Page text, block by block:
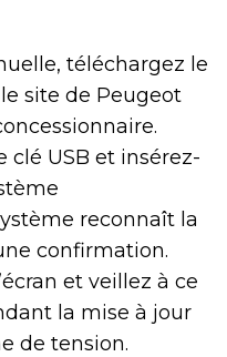
téléchargez le
site de Peugeot
clé USB et insérez-
reconnaît la
confirmation.
et veillez à ce
la mise à jour
de tension.